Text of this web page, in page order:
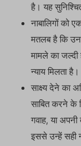
है। यह
नाबालिगों को
मतलब है कि
मामले का जल्दी
न्याय मिलता है।
साक्ष्य देने का
साबित करने के
गवाह, या
इससे उन्हें सही